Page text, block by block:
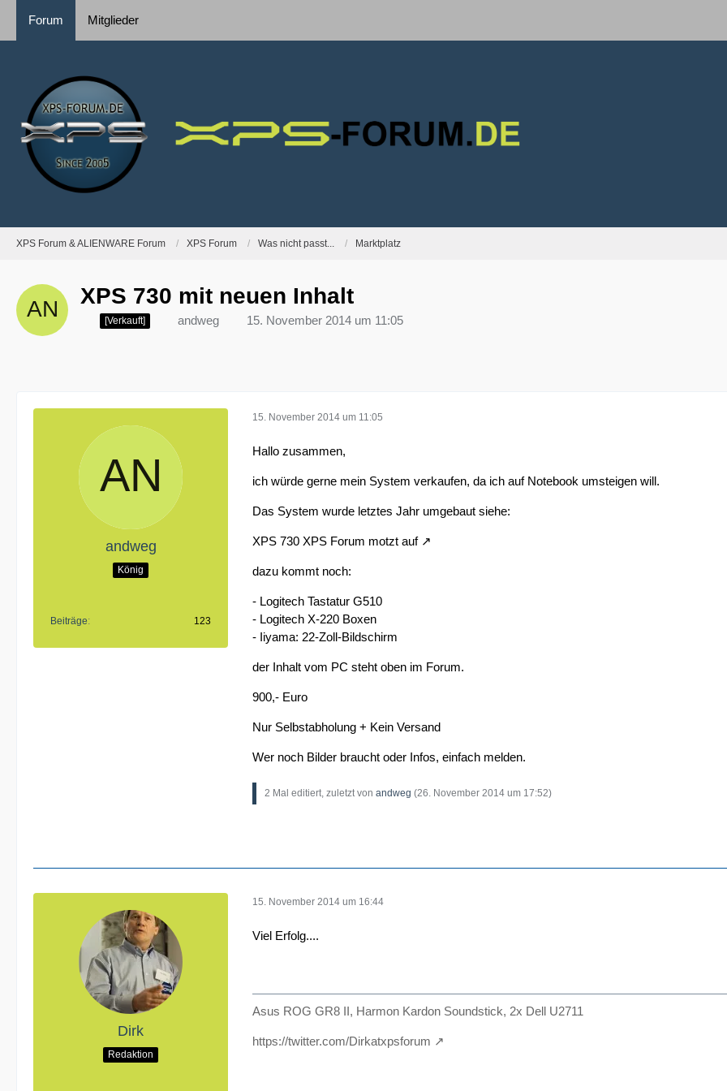
Forum Mitglieder
XPS Forum & ALIENWARE Forum XPS Forum Was nicht passt... Marktplatz
XPS 730 mit neuen Inhalt
[Verkauft] andweg 15. November 2014 um 11:05
andweg
König
Beiträge 123
15. November 2014 um 11:05
Hallo zusammen,
ich würde gerne mein System verkaufen, da ich auf Notebook umsteigen will.
Das System wurde letztes Jahr umgebaut siehe:
XPS 730 XPS Forum motzt auf
dazu kommt noch:
- Logitech Tastatur G510
- Logitech X-220 Boxen
- Iiyama: 22-Zoll-Bildschirm
der Inhalt vom PC steht oben im Forum.
900,- Euro
Nur Selbstabholung + Kein Versand
Wer noch Bilder braucht oder Infos, einfach melden.
2 Mal editiert, zuletzt von andweg (26. November 2014 um 17:52)
Dirk
Redaktion
15. November 2014 um 16:44
Viel Erfolg....
Asus ROG GR8 II, Harmon Kardon Soundstick, 2x Dell U2711
https://twitter.com/Dirkatxpsforum